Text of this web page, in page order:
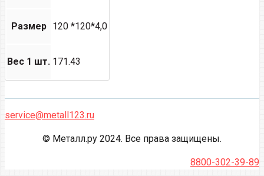
Размер 120 *120*4,0
Вес 1 шт. 171.43
service@metall123.ru
© Металл.ру 2024. Все права защищены.
8800-302-39-89